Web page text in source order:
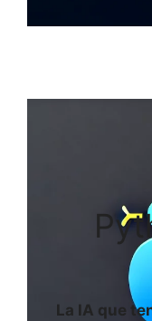
La IA que